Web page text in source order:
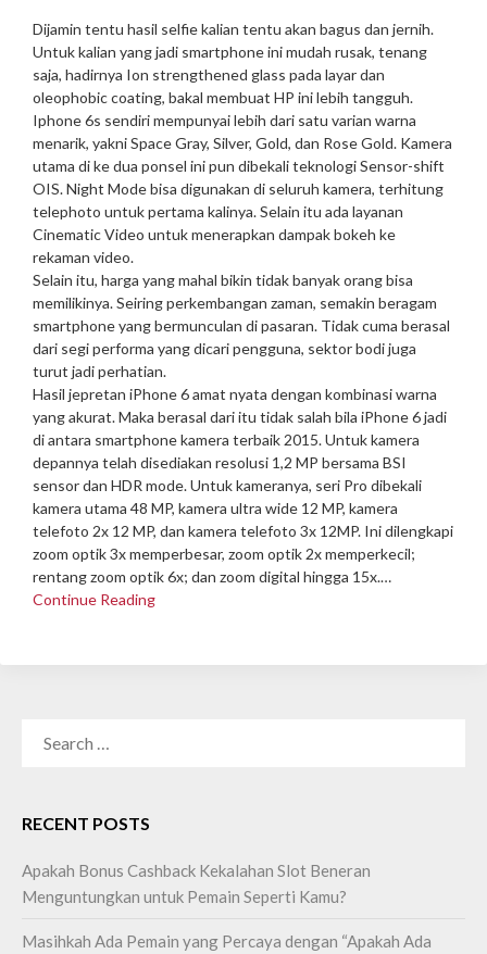
Dijamin tentu hasil selfie kalian tentu akan bagus dan jernih.
Untuk kalian yang jadi smartphone ini mudah rusak, tenang
saja, hadirnya Ion strengthened glass pada layar dan
oleophobic coating, bakal membuat HP ini lebih tangguh.
Iphone 6s sendiri mempunyai lebih dari satu varian warna
menarik, yakni Space Gray, Silver, Gold, dan Rose Gold. Kamera
utama di ke dua ponsel ini pun dibekali teknologi Sensor-shift
OIS. Night Mode bisa digunakan di seluruh kamera, terhitung
telephoto untuk pertama kalinya. Selain itu ada layanan
Cinematic Video untuk menerapkan dampak bokeh ke
rekaman video.
Selain itu, harga yang mahal bikin tidak banyak orang bisa
memilikinya. Seiring perkembangan zaman, semakin beragam
smartphone yang bermunculan di pasaran. Tidak cuma berasal
dari segi performa yang dicari pengguna, sektor bodi juga
turut jadi perhatian.
Hasil jepretan iPhone 6 amat nyata dengan kombinasi warna
yang akurat. Maka berasal dari itu tidak salah bila iPhone 6 jadi
di antara smartphone kamera terbaik 2015. Untuk kamera
depannya telah disediakan resolusi 1,2 MP bersama BSI
sensor dan HDR mode. Untuk kameranya, seri Pro dibekali
kamera utama 48 MP, kamera ultra wide 12 MP, kamera
telefoto 2x 12 MP, dan kamera telefoto 3x 12MP. Ini dilengkapi
zoom optik 3x memperbesar, zoom optik 2x memperkecil;
rentang zoom optik 6x; dan zoom digital hingga 15x.…
Continue Reading
RECENT POSTS
Apakah Bonus Cashback Kekalahan Slot Beneran
Menguntungkan untuk Pemain Seperti Kamu?
Masihkah Ada Pemain yang Percaya dengan “Apakah Ada